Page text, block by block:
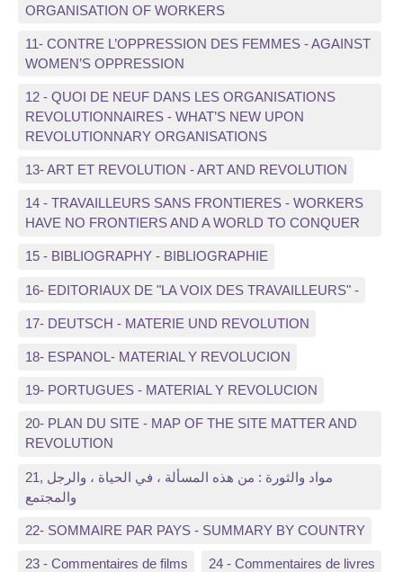
ORGANISATION OF WORKERS
11- CONTRE L’OPPRESSION DES FEMMES - AGAINST
WOMEN’S OPPRESSION
12 - QUOI DE NEUF DANS LES ORGANISATIONS
REVOLUTIONNAIRES - WHAT’S NEW UPON
REVOLUTIONNARY ORGANISATIONS
13- ART ET REVOLUTION - ART AND REVOLUTION
14 - TRAVAILLEURS SANS FRONTIERES - WORKERS
HAVE NO FRONTIERS AND A WORLD TO CONQUER
15 - BIBLIOGRAPHY - BIBLIOGRAPHIE
16- EDITORIAUX DE "LA VOIX DES TRAVAILLEURS" -
17- DEUTSCH - MATERIE UND REVOLUTION
18- ESPANOL- MATERIAL Y REVOLUCION
19- PORTUGUES - MATERIAL Y REVOLUCION
20- PLAN DU SITE - MAP OF THE SITE MATTER AND
REVOLUTION
21, مواد والثورة : من هذه المسألة ، في الحياة ، والرجل
والمجتمع
22- SOMMAIRE PAR PAYS - SUMMARY BY COUNTRY
23 - Commentaires de films 24 - Commentaires de livres